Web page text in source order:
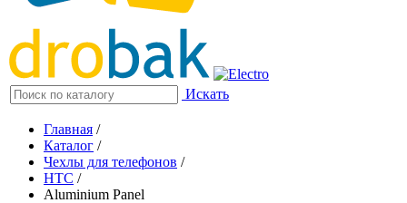
Искать
Главная /
Каталог /
Чехлы для телефонов /
HTC /
Aluminium Panel